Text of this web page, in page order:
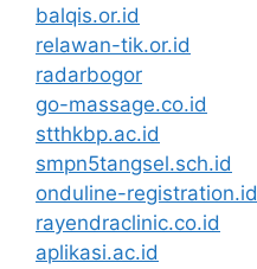
balqis.or.id
relawan-tik.or.id
radarbogor
go-massage.co.id
stthkbp.ac.id
smpn5tangsel.sch.id
onduline-registration.id
rayendraclinic.co.id
aplikasi.ac.id